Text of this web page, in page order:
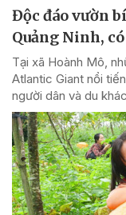
Độc đáo vườn
Quảng Ninh,
Tại xã Hoành Mô,
Atlantic Giant nổi
người dân và du